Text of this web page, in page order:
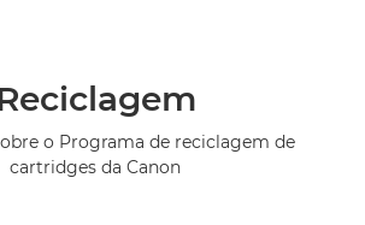
o Programa de reciclagem de
cartridges da Canon